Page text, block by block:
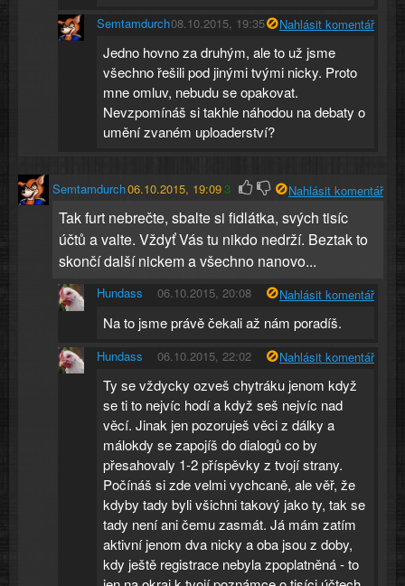
Semtamdurch08.10.2015, 19:35 Nahlásit komentář
Jedno hovno za druhým, ale to už jsme
všechno řešili pod jinými tvými nicky. Proto
mne omluv, nebudu se opakovat.
Nevzpomínáš si takhle náhodou na debaty o
umění zvaném uploaderství?
Semtamdurch06.10.2015, 19:093 Nahlásit komentář
Tak furt nebrečte, sbalte si fidlátka, svých tisíc
účtů a valte. Vždyť Vás tu nikdo nedrží. Beztak to
skončí další nickem a všechno nanovo...
Hundass 06.10.2015, 20:08 Nahlásit komentář
Na to jsme právě čekali až nám poradíš.
Hundass 06.10.2015, 22:02 Nahlásit komentář
Ty se vždycky ozveš chytráku jenom když
se ti to nejvíc hodí a když seš nejvíc nad
věcí. Jinak jen pozoruješ věci z dálky a
málokdy se zapojíš do dialogů co by
přesahovaly 1-2 příspěvky z tvojí strany.
Počínáš si zde velmi vychcaně, ale věř, že
kdyby tady byli všichni takový jako ty, tak se
tady není ani čemu zasmát. Já mám zatím
aktivní jenom dva nicky a oba jsou z doby,
kdy ještě registrace nebyla zpoplatněná - to